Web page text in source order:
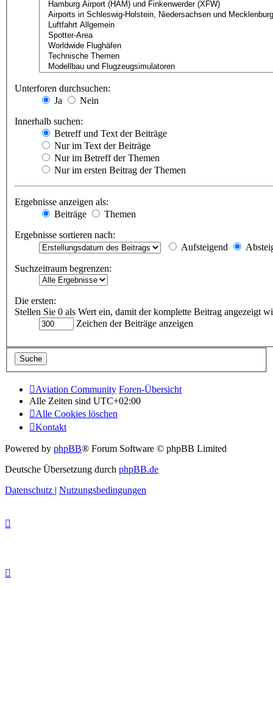
Unterforen durchsuchen:
Ja
Nein
Innerhalb suchen:
Betreff und Text der Beiträge
Nur im Text der Beiträge
Nur im Betreff der Themen
Nur im ersten Beitrag der Themen
Ergebnisse anzeigen als:
Beiträge
Themen
Ergebnisse sortieren nach:
Aufsteigend
Suchzeitraum begrenzen:
Die ersten:
Stellen Sie 0 als Wert ein, damit der komplette Beitrag angezeigt
Zeichen der Beiträge anzeigen
Aviation Community Foren-Übersicht
Alle Zeiten sind UTC+02:00
Alle Cookies löschen
Kontakt
Powered by phpBB® Forum Software © phpBB Limited
Deutsche Übersetzung durch phpBB.de
Datenschutz | Nutzungsbedingungen